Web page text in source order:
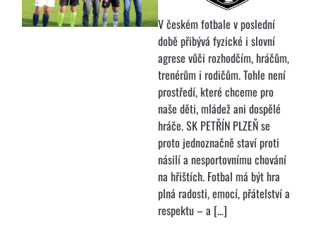
V českém fotbale v poslední
době přibývá fyzické i slovní
agrese vůči rozhodčím, hráčům,
trenérům i rodičům. Tohle není
prostředí, které chceme pro
naše děti, mládež ani dospělé
hráče. SK PETŘÍN PLZEŇ se
proto jednoznačně staví proti
násilí a nesportovnímu chování
na hřištích. Fotbal má být hra
plná radosti, emocí, přátelství a
respektu – a […]